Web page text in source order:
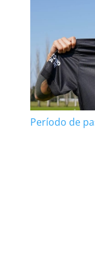
Período de